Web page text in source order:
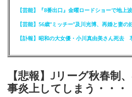
【芸能】『8番出口』金曜ロードショーで地上
【芸能】56歳“ミッチー”及川光博、再婚と妻の
【訃報】昭和の大女優・小川真由美さん死去
【悲報】Jリーグ秋春制
事炎上してしまう・・・